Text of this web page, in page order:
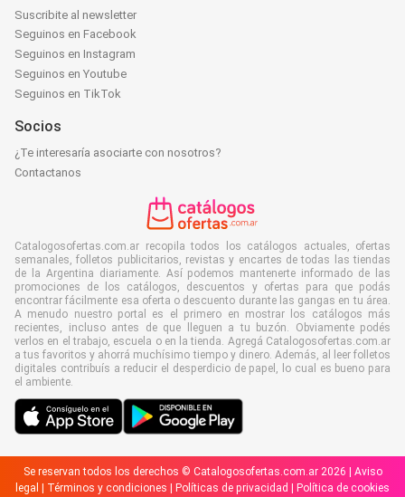
Suscribite al newsletter
Seguinos en Facebook
Seguinos en Instagram
Seguinos en Youtube
Seguinos en TikTok
Socios
¿Te interesaría asociarte con nosotros?
Contactanos
Catalogosofertas.com.ar recopila todos los catálogos actuales, ofertas
semanales, folletos publicitarios, revistas y encartes de todas las tiendas
de la Argentina diariamente. Así podemos mantenerte informado de las
promociones de los catálogos, descuentos y ofertas para que podás
encontrar fácilmente esa oferta o descuento durante las gangas en tu área.
A menudo nuestro portal es el primero en mostrar los catálogos más
recientes, incluso antes de que lleguen a tu buzón. Obviamente podés
verlos en el trabajo, escuela o en la tienda. Agregá Catalogosofertas.com.ar
a tus favoritos y ahorrá muchísimo tiempo y dinero. Además, al leer folletos
digitales contribuís a reducir el desperdicio de papel, lo cual es bueno para
el ambiente.
Se reservan todos los derechos © Catalogosofertas.com.ar 2026 | Aviso
legal | Términos y condiciones | Políticas de privacidad | Política de cookies